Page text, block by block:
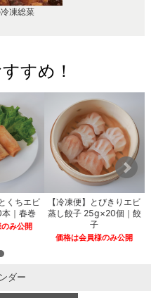
凍総菜
すめ！
くちエビ
｜春巻
み公開
【冷凍便】とびきりエビ
蒸し餃子 25g×20個｜餃
子
価格は会員様のみ公開
ダー